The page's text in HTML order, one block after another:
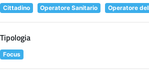
Cittadino Operatore Sanitario Operatore
Tipologia
Focus